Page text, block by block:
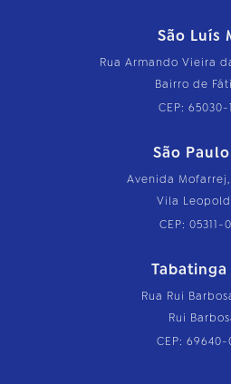
São Luís
Rua Armando Vieira
Bairro de
CEP: 65030-
São Paulo
Avenida Mofarrej,
Vila
CEP: 05311-
Tabatinga
Rua Rui
Rui
CEP: 69640-